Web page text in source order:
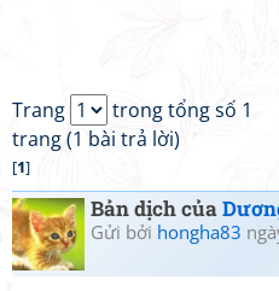
Trang
trong tổng số 1
trang (1 bài trả lời)
[1]
Bản dịch của
Gửi bởi hongha83